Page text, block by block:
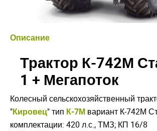
Описание
Трактор К-742М
1 + Мегапоток
Колесный сельскохозяйственный
"Кировец" тип К-7М вариант К-742М
комплектации: 420 л.с., ТМЗ; КП 16/8